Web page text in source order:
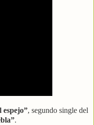
espejo”, segundo single del
.